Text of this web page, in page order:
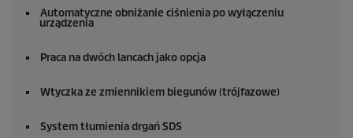
Automatyczne obniżanie ciśnienia po wyłączeniu
urządzenia
Praca na dwóch lancach jako opcja
Wtyczka ze zmiennikiem biegunów (trójfazowe)
System tłumienia drgań SDS